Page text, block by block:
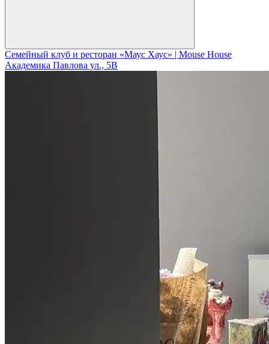
Cемейный клуб и ресторан «Маус Хаус» | Mouse House
Академика Павлова ул., 5В